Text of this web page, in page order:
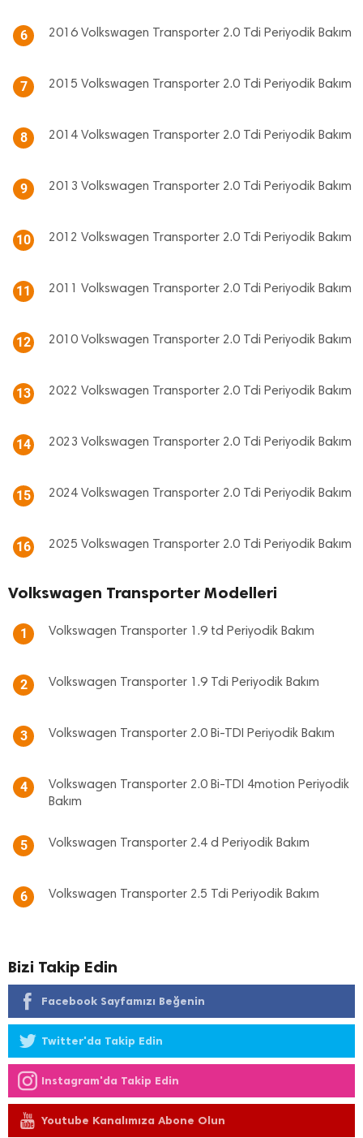
6 2016 Volkswagen Transporter 2.0 Tdi Periyodik Bakım
7 2015 Volkswagen Transporter 2.0 Tdi Periyodik Bakım
8 2014 Volkswagen Transporter 2.0 Tdi Periyodik Bakım
9 2013 Volkswagen Transporter 2.0 Tdi Periyodik Bakım
10 2012 Volkswagen Transporter 2.0 Tdi Periyodik Bakım
11 2011 Volkswagen Transporter 2.0 Tdi Periyodik Bakım
12 2010 Volkswagen Transporter 2.0 Tdi Periyodik Bakım
13 2022 Volkswagen Transporter 2.0 Tdi Periyodik Bakım
14 2023 Volkswagen Transporter 2.0 Tdi Periyodik Bakım
15 2024 Volkswagen Transporter 2.0 Tdi Periyodik Bakım
16 2025 Volkswagen Transporter 2.0 Tdi Periyodik Bakım
Volkswagen Transporter Modelleri
1 Volkswagen Transporter 1.9 td Periyodik Bakım
2 Volkswagen Transporter 1.9 Tdi Periyodik Bakım
3 Volkswagen Transporter 2.0 Bi-TDI Periyodik Bakım
4
Volkswagen Transporter 2.0 Bi-TDI 4motion Periyodik
Bakım
5 Volkswagen Transporter 2.4 d Periyodik Bakım
6 Volkswagen Transporter 2.5 Tdi Periyodik Bakım
Bizi Takip Edin
Facebook Sayfamızı Beğenin
Twitter'da Takip Edin
Instagram'da Takip Edin
Youtube Kanalımıza Abone Olun